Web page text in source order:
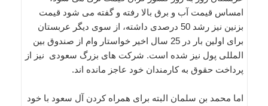
امساس قیمت آب و برق بالا رفته و گفته می شود قیمت
بزنین نیز رشد 50 درصدی داشته، از سوی دیگر عربستان
برای اولین بار در 25 سال اخیر خواستار وام از صندوق بین
المللی پول نیز شده است. شرکت های بزرگ سعودی نیز از
پرداخت حقوق به کارمندان خود عاجز مانده اند.
اما محمد بن سلمان البته برای همراه کردن آل سعود با خود